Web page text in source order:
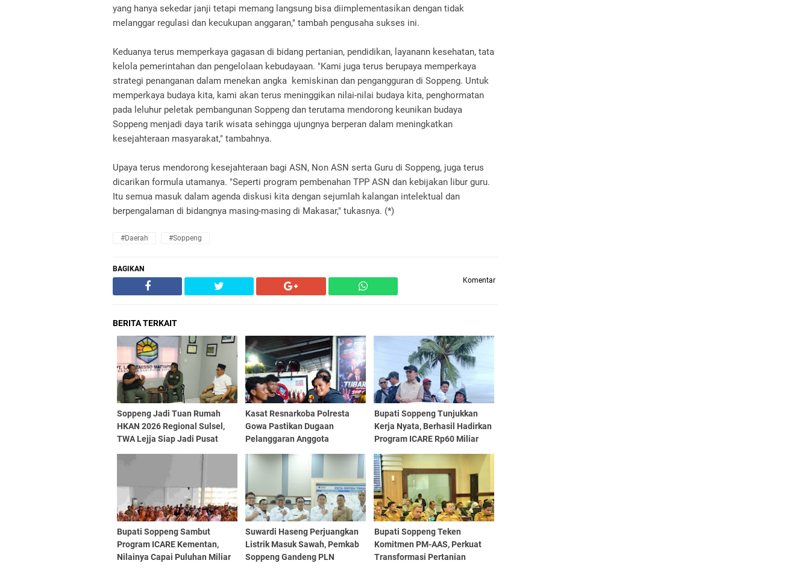
yang hanya sekedar janji tetapi memang langsung bisa diimplementasikan dengan tidak
melanggar regulasi dan kecukupan anggaran," tambah pengusaha sukses ini.
Keduanya terus memperkaya gagasan di bidang pertanian, pendidikan, layanann kesehatan, tata
kelola pemerintahan dan pengelolaan kebudayaan. "Kami juga terus berupaya memperkaya
strategi penanganan dalam menekan angka kemiskinan dan pengangguran di Soppeng. Untuk
memperkaya budaya kita, kami akan terus meninggikan nilai-nilai budaya kita, penghormatan
pada leluhur peletak pembangunan Soppeng dan terutama mendorong keunikan budaya
Soppeng menjadi daya tarik wisata sehingga ujungnya berperan dalam meningkatkan
kesejahteraan masyarakat," tambahnya.
Upaya terus mendorong kesejahteraan bagi ASN, Non ASN serta Guru di Soppeng, juga terus
dicarikan formula utamanya. "Seperti program pembenahan TPP ASN dan kebijakan libur guru.
Itu semua masuk dalam agenda diskusi kita dengan sejumlah kalangan intelektual dan
berpengalaman di bidangnya masing-masing di Makasar," tukasnya. (*)
#Daerah #Soppeng
BAGIKAN
Komentar
BERITA TERKAIT
Soppeng Jadi Tuan Rumah
HKAN 2026 Regional Sulsel,
TWA Lejja Siap Jadi Pusat
Kasat Resnarkoba Polresta
Gowa Pastikan Dugaan
Pelanggaran Anggota
Bupati Soppeng Tunjukkan
Kerja Nyata, Berhasil Hadirkan
Program ICARE Rp60 Miliar
Milenial
Bupati Soppeng Sambut
Program ICARE Kementan,
Nilainya Capai Puluhan Miliar
Suwardi Haseng Perjuangkan
Listrik Masuk Sawah, Pemkab
Soppeng Gandeng PLN
Bupati Soppeng Teken
Komitmen PM-AAS, Perkuat
Transformasi Pertanian